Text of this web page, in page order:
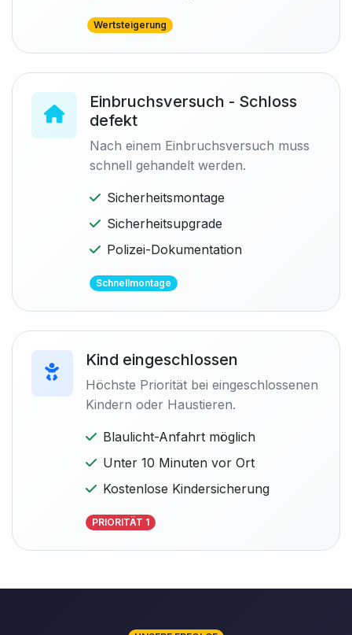
Wertsteigerung
Einbruchsversuch - Schloss
defekt
Nach einem Einbruchsversuch muss
schnell gehandelt werden.
Sicherheitsmontage
Sicherheitsupgrade
Polizei-Dokumentation
Schnellmontage
Kind eingeschlossen
Höchste Priorität bei eingeschlossenen
Kindern oder Haustieren.
Blaulicht-Anfahrt möglich
Unter 10 Minuten vor Ort
Kostenlose Kindersicherung
PRIORITÄT 1